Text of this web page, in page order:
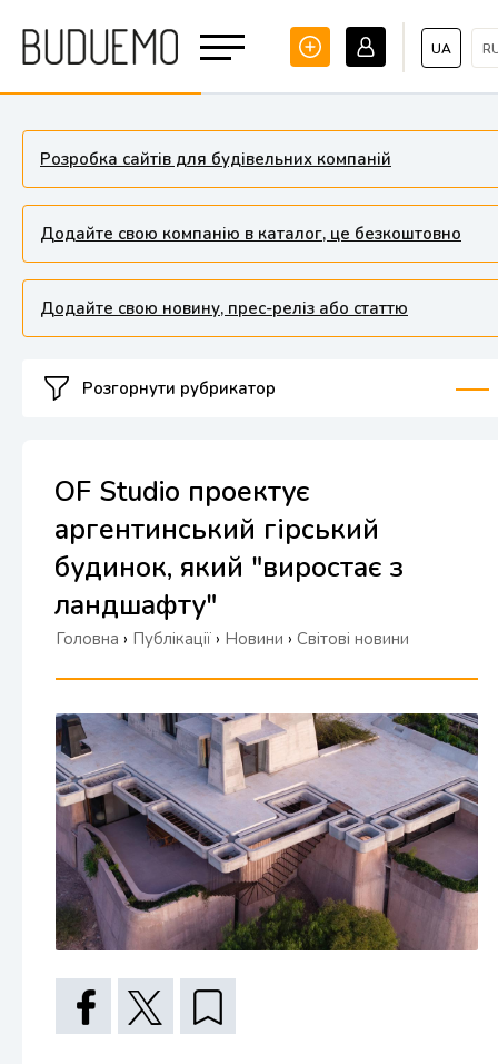
UA
Розробка сайтів для будівельних компаній
Додайте свою компанію в каталог, це безкоштовно
Додайте свою новину, прес-реліз або статтю
Розгорнути рубрикатор
OF Studio проектує
аргентинський гірський
будинок, який "виростає з
ландшафту"
Головна › Публікації › Новини › Світові новини